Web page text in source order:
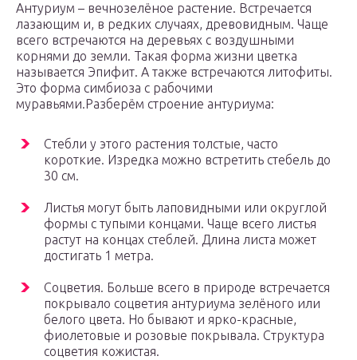
Антуриум – вечнозелёное растение. Встречается
лазающим и, в редких случаях, древовидным. Чаще
всего встречаются на деревьях с воздушными
корнями до земли. Такая форма жизни цветка
называется Эпифит. А также встречаются литофиты.
Это форма симбиоза с рабочими
муравьями.Разберём строение антуриума:
Стебли у этого растения толстые, часто
короткие. Изредка можно встретить стебель до
30 см.
Листья могут быть лаповидными или округлой
формы с тупыми концами. Чаще всего листья
растут на концах стеблей. Длина листа может
достигать 1 метра.
Соцветия. Больше всего в природе встречается
покрывало соцветия антуриума зелёного или
белого цвета. Но бывают и ярко-красные,
фиолетовые и розовые покрывала. Структура
соцветия кожистая.